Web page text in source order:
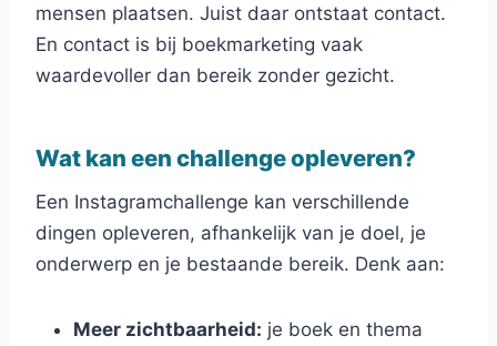
mensen plaatsen. Juist daar ontstaat contact.
En contact is bij boekmarketing vaak
waardevoller dan bereik zonder gezicht.
Wat kan een challenge opleveren?
Een Instagramchallenge kan verschillende
dingen opleveren, afhankelijk van je doel, je
onderwerp en je bestaande bereik. Denk aan:
Meer zichtbaarheid: je boek en thema